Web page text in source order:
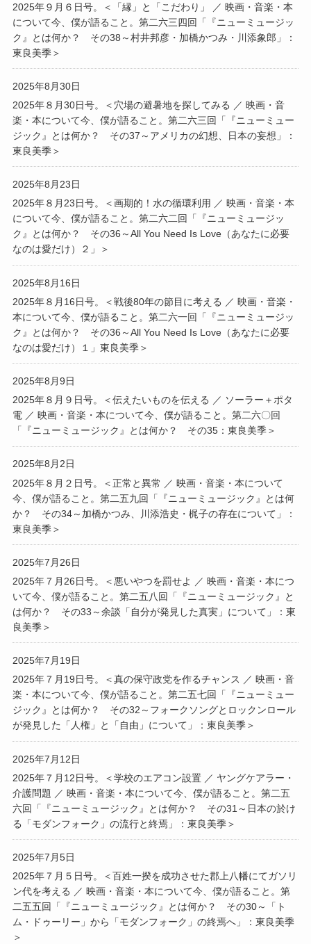
2025年９月６日号。＜「縁」と「こだわり」 ／ 映画・音楽・本
について今、僕が語ること。第二六三四回「『ニューミュージッ
ク』とは何か？ その38～村井邦彦・加橋かつみ・川添象郎」：
東良美季＞
2025年8月30日
2025年８月30日号。＜穴場の避暑地を探してみる ／ 映画・音
楽・本について今、僕が語ること。第二六三回「『ニューミュー
ジック』とは何か？ その37～アメリカの幻想、日本の妄想」：
東良美季＞
2025年8月23日
2025年８月23日号。＜画期的！水の循環利用 ／ 映画・音楽・本
について今、僕が語ること。第二六二回「『ニューミュージッ
ク』とは何か？ その36～All You Need Is Love（あなたに必要
なのは愛だけ）２」＞
2025年8月16日
2025年８月16日号。＜戦後80年の節目に考える ／ 映画・音楽・
本について今、僕が語ること。第二六一回「『ニューミュージッ
ク』とは何か？ その36～All You Need Is Love（あなたに必要
なのは愛だけ）１」東良美季＞
2025年8月9日
2025年８月９日号。＜伝えたいものを伝える ／ ソーラー＋ポタ
電 ／ 映画・音楽・本について今、僕が語ること。第二六〇回
「『ニューミュージック』とは何か？ その35：東良美季＞
2025年8月2日
2025年８月２日号。＜正常と異常 ／ 映画・音楽・本について
今、僕が語ること。第二五九回「『ニューミュージック』とは何
か？ その34～加橋かつみ、川添浩史・梶子の存在について」：
東良美季＞
2025年7月26日
2025年７月26日号。＜悪いやつを罰せよ ／ 映画・音楽・本につ
いて今、僕が語ること。第二五八回「『ニューミュージック』と
は何か？ その33～余談「自分が発見した真実」について」：東
良美季＞
2025年7月19日
2025年７月19日号。＜真の保守政党を作るチャンス ／ 映画・音
楽・本について今、僕が語ること。第二五七回「『ニューミュー
ジック』とは何か？ その32～フォークソングとロックンロール
が発見した「人権」と「自由」について」：東良美季＞
2025年7月12日
2025年７月12日号。＜学校のエアコン設置 ／ ヤングケアラー・
介護問題 ／ 映画・音楽・本について今、僕が語ること。第二五
六回「『ニューミュージック』とは何か？ その31～日本の於け
る「モダンフォーク」の流行と終焉」：東良美季＞
2025年7月5日
2025年７月５日号。＜百姓一揆を成功させた郡上八幡にてガソリ
ン代を考える ／ 映画・音楽・本について今、僕が語ること。第
二五五回「『ニューミュージック』とは何か？ その30～「ト
ム・ドゥーリー」から「モダンフォーク」の終焉へ」：東良美季
＞